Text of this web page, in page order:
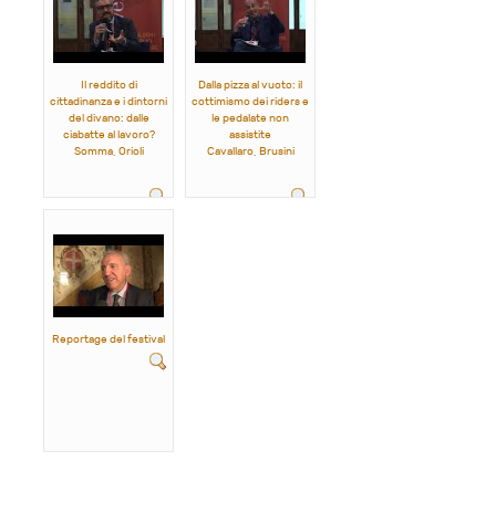
Il reddito di
cittadinanza e i dintorni
del divano: dalle
ciabatte al lavoro?
Somma, Orioli
Dalla pizza al vuoto: il
cottimismo dei riders e
le pedalate non
assistite
Cavallaro, Brusini
Reportage del festival